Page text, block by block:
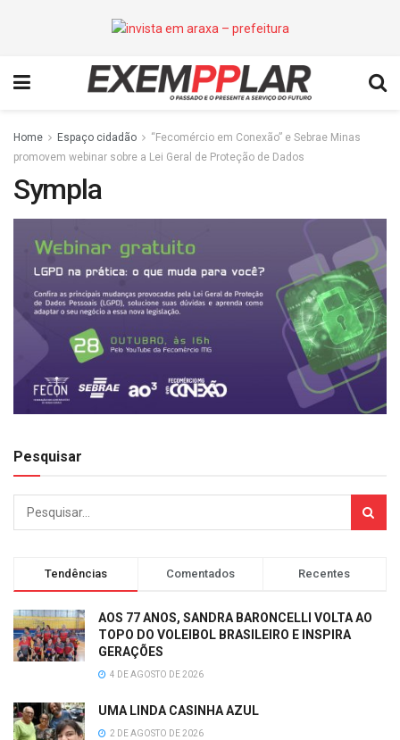
Home Espaço cidadão
“Fecomércio em Conexão” e Sebrae Minas
promovem webinar sobre a Lei Geral de Proteção de Dados
Sympla
Pesquisar
Tendências Comentados Recentes
AOS 77 ANOS, SANDRA BARONCELLI VOLTA AO
TOPO DO VOLEIBOL BRASILEIRO E INSPIRA
GERAÇÕES
4 DE AGOSTO DE 2026
UMA LINDA CASINHA AZUL
2 DE AGOSTO DE 2026